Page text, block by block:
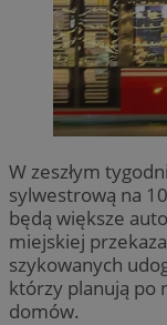
W zeszłym
sylwestrową na
będą większe
miejskiej
szykowanych
którzy planują po
domów.